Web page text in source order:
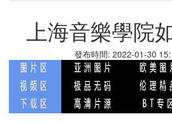
上海音樂學院
發布時間: 2022-01-30